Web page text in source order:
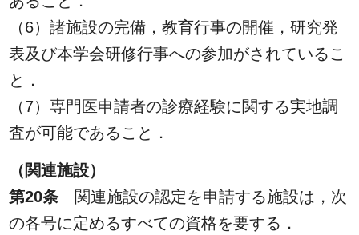
（6）諸施設の完備，教育行事の開催，研究発
表及び本学会研修行事への参加がされているこ
と．
（7）専門医申請者の診療経験に関する実地調
査が可能であること．
（関連施設）
第20条 関連施設の認定を申請する施設は，次
の各号に定めるすべての資格を要する．